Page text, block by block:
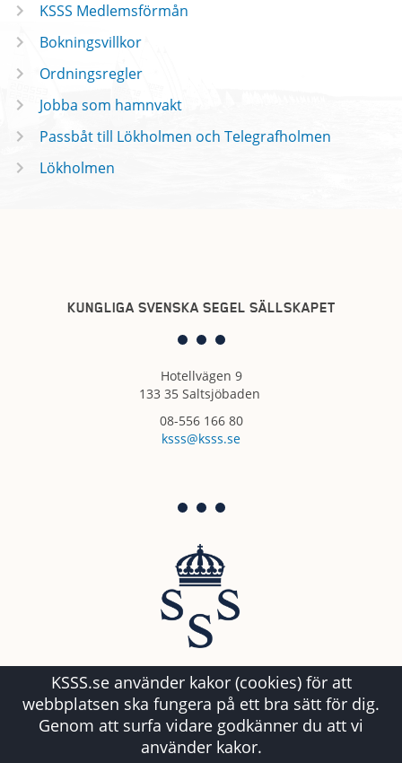
KSSS Medlemsförmån
Bokningsvillkor
Ordningsregler
Jobba som hamnvakt
Passbåt till Lökholmen och Telegrafholmen
Lökholmen
KSSS.se använder kakor (cookies) för att
webbplatsen ska fungera på ett bra sätt för dig.
Genom att surfa vidare godkänner du att vi
använder kakor.
KUNGLIGA SVENSKA SEGEL SÄLLSKAPET
Hotellvägen 9
133 35 Saltsjöbaden
08-556 166 80
ksss@ksss.se